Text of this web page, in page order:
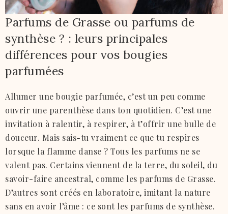
Parfums de Grasse ou parfums de
synthèse ? : leurs principales
différences pour vos bougies
parfumées
Allumer une bougie parfumée, c’est un peu comme
ouvrir une parenthèse dans ton quotidien. C’est une
invitation à ralentir, à respirer, à t’offrir une bulle de
douceur. Mais sais-tu vraiment ce que tu respires
lorsque la flamme danse ? Tous les parfums ne se
valent pas. Certains viennent de la terre, du soleil, du
savoir-faire ancestral, comme les parfums de Grasse.
D’autres sont créés en laboratoire, imitant la nature
sans en avoir l’âme : ce sont les parfums de synthèse.